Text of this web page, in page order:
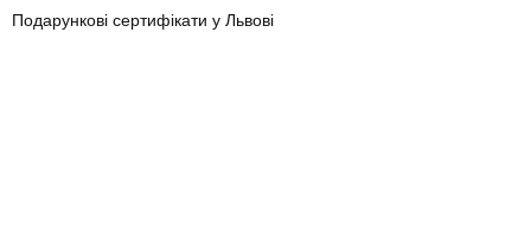
Подарункові сертифікати у Львові